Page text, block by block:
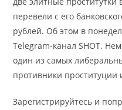
перевели с его
рублей. Об этом в
Telegram-канал SHOT.
один из самых
противники проституции
Зарегистрируйтесь и